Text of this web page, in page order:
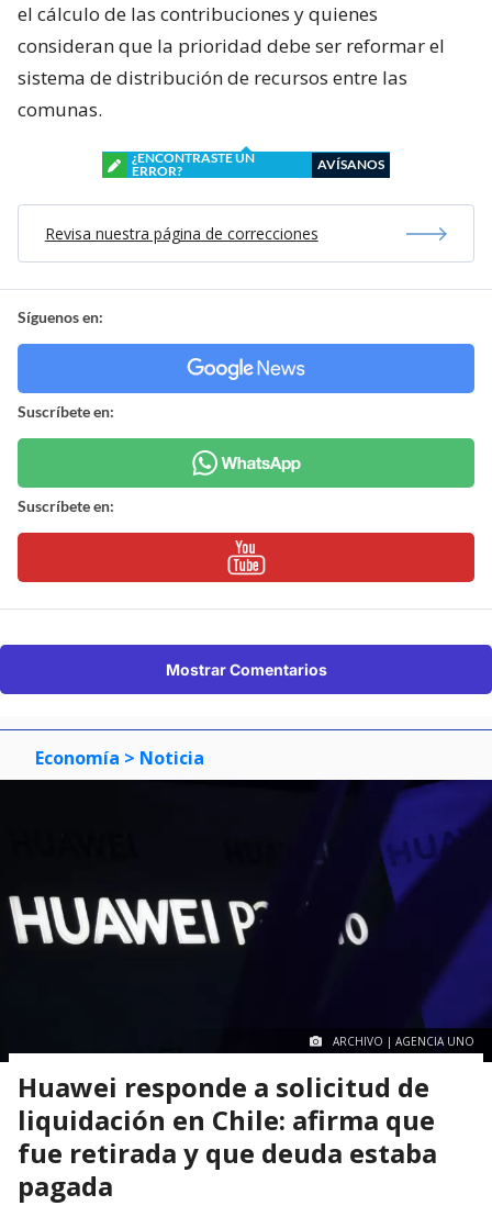
el cálculo de las contribuciones y quienes
consideran que la prioridad debe ser reformar el
sistema de distribución de recursos entre las
comunas.
¿ENCONTRASTE UN
ERROR?
AVÍSANOS
Revisa nuestra página de correcciones
Síguenos en:
Suscríbete en:
Suscríbete en:
Mostrar Comentarios
Economía > Noticia
ARCHIVO | AGENCIA UNO
Huawei responde a solicitud de
liquidación en Chile: afirma que
fue retirada y que deuda estaba
pagada